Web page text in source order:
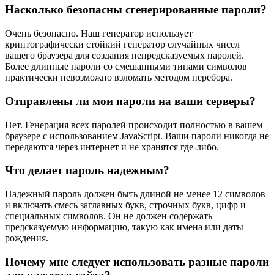
Насколько безопасны сгенерированные пароли?
Очень безопасно. Наш генератор использует
криптографически стойкий генератор случайных чисел
вашего браузера для создания непредсказуемых паролей.
Более длинные пароли со смешанными типами символов
практически невозможно взломать методом перебора.
Отправлены ли мои пароли на ваши серверы?
Нет. Генерация всех паролей происходит полностью в вашем
браузере с использованием JavaScript. Ваши пароли никогда не
передаются через интернет и не хранятся где-либо.
Что делает пароль надежным?
Надежный пароль должен быть длиной не менее 12 символов
и включать смесь заглавных букв, строчных букв, цифр и
специальных символов. Он не должен содержать
предсказуемую информацию, такую как имена или даты
рождения.
Почему мне следует использовать разные пароли